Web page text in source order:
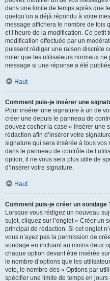
dans une limite de temps après que
quelqu’un a déjà répondu à votre
message affichera le nombre de fois
et l’heure de la modification. Ce petit
modification effectuée par un
puissent rédiger une raison discrète
noter que les utilisateurs normaux
message si une réponse a été
Haut
Comment puis-je insérer une
Pour insérer une signature à un de
créer une depuis le panneau de
pouvez cocher la case « Insérer une
rédaction afin d’insérer votre
signature qui sera insérée à tous
dans le panneau de contrôle de
option, il ne vous sera plus utile de
d’insérer votre signature.
Haut
Comment puis-je créer un sondage
Lorsque vous rédigez un nouveau
sujet, cliquez sur l’onglet « Créer un
principal de rédaction. Si cet onglet
vous n’ayez pas la permission de
sondage en incluant au moins deux
chaque option devant être insérée
le nombre d’options que les
vote, le nombre des « Options par
spécifier une limite de temps en